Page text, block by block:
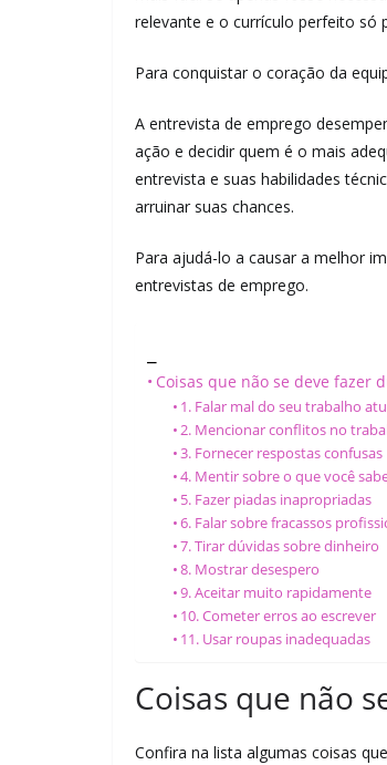
relevante e o currículo perfeito só
Para conquistar o coração da
A entrevista de emprego
ação e decidir quem é o mais
entrevista e suas habilidades
arruinar suas chances.
Para ajudá-lo a causar a melhor
entrevistas de emprego.
Coisas que não se deve fazer
1. Falar mal do seu trabalho
2. Mencionar conflitos no
3. Fornecer respostas confusas
4. Mentir sobre o que você
5. Fazer piadas inapropriadas
6. Falar sobre fracassos
7. Tirar dúvidas sobre dinheiro
8. Mostrar desespero
9. Aceitar muito rapidamente
10. Cometer erros ao escrever
11. Usar roupas inadequadas
Coisas que não
Confira na lista algumas coisas